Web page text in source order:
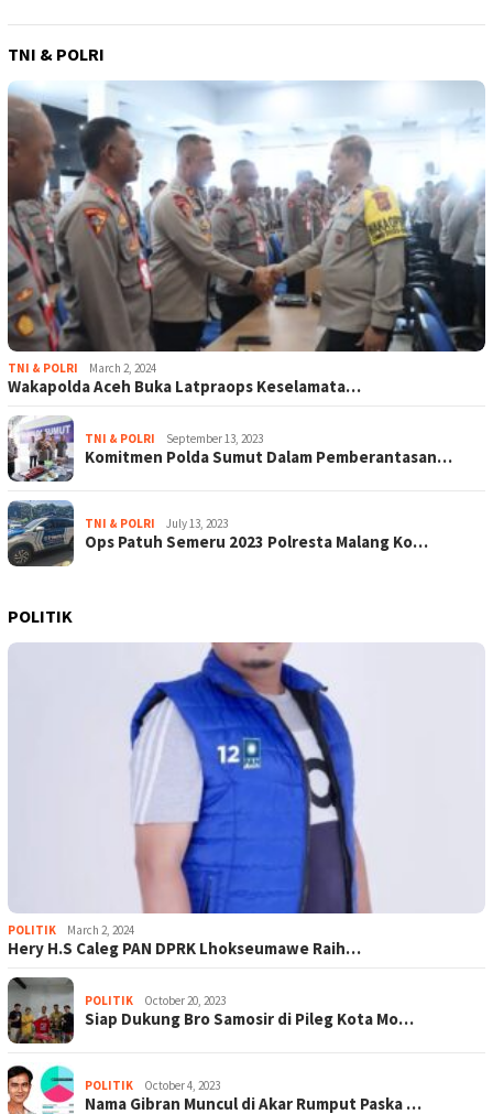
TNI & POLRI
TNI & POLRI March 2, 2024
Wakapolda Aceh Buka Latpraops Keselamata…
TNI & POLRI September 13, 2023
Komitmen Polda Sumut Dalam Pemberantasan…
TNI & POLRI July 13, 2023
Ops Patuh Semeru 2023 Polresta Malang Ko…
POLITIK
POLITIK March 2, 2024
Hery H.S Caleg PAN DPRK Lhokseumawe Raih…
POLITIK October 20, 2023
Siap Dukung Bro Samosir di Pileg Kota Mo…
POLITIK October 4, 2023
Nama Gibran Muncul di Akar Rumput Paska …